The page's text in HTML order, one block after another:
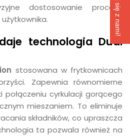
dostosowanie procesu
technologia Dual
stosowana w frytkownicach
Zapewnia równomierne
połączeniu cyrkulacji gorącego
mieszaniem. To eliminuje
składników, co upraszcza
ta pozwala również na